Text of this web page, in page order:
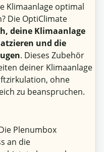
Klimaanlage optimal
Die OptiClimate
deine Klimaanlage
und die
. Dieses Zubehör
deiner Klimaanlage
ohne
zu beanspruchen.
Plenumbox
an die